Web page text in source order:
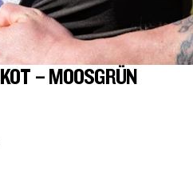
– MOOSGRÜN